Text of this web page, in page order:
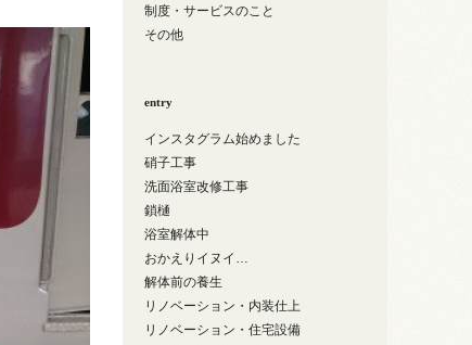
制度・サービスのこと
その他
entry
インスタグラム始めました
硝子工事
洗面浴室改修工事
鎖樋
浴室解体中
おかえりイヌイ…
解体前の養生
リノベーション・内装仕上
リノベーション・住宅設備